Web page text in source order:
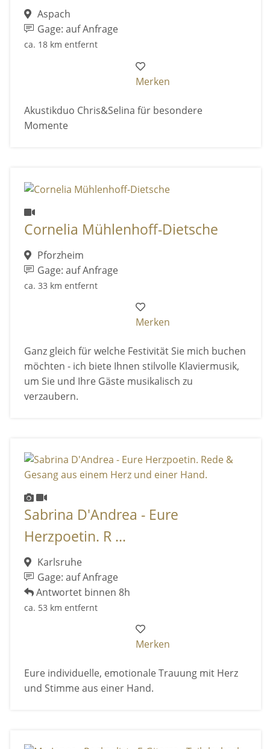
Aspach
Gage: auf Anfrage
ca. 18 km entfernt
Merken
Akustikduo Chris&Selina für besondere
Momente
Cornelia Mühlenhoff-Dietsche
Pforzheim
Gage: auf Anfrage
ca. 33 km entfernt
Merken
Ganz gleich für welche Festivität Sie mich buchen
möchten - ich biete Ihnen stilvolle Klaviermusik,
um Sie und Ihre Gäste musikalisch zu
verzaubern.
Sabrina D'Andrea - Eure
Herzpoetin. R ...
Karlsruhe
Gage: auf Anfrage
Antwortet binnen 8h
ca. 53 km entfernt
Merken
Eure individuelle, emotionale Trauung mit Herz
und Stimme aus einer Hand.